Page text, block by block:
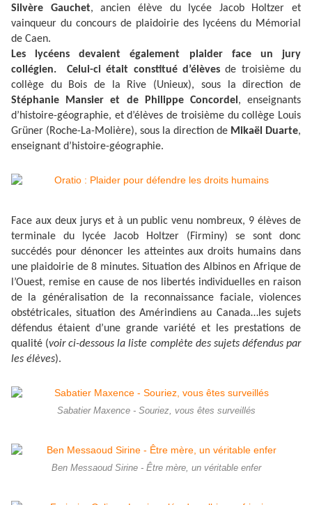
Silvère Gauchet, ancien élève du lycée Jacob Holtzer et
vainqueur du concours de plaidoirie des lycéens du Mémorial
de Caen.
Les lycéens devaient également plaider face un jury
collégien. Celui-ci était constitué d’élèvesde troisième du
collège du Bois de la Rive (Unieux), sous la direction de
Stéphanie Mansier et de Philippe Concordel , enseignants
d’histoire-géographie, et d’élèves de troisième du collège Louis
Grüner (Roche-La-Molière), sous la direction de Mikaël Duarte,
enseignant d’histoire-géographie.
Face aux deux jurys et à un public venu nombreux, 9 élèves de
terminale du lycée Jacob Holtzer (Firminy) se sont donc
succédés pour dénoncer les atteintes aux droits humains dans
une plaidoirie de 8 minutes. Situation des Albinos en Afrique de
l’Ouest, remise en cause de nos libertés individuelles en raison
de la généralisation de la reconnaissance faciale, violences
obstétricales, situation des Amérindiens au Canada…les sujets
défendus étaient d’une grande variété et les prestations de
qualité (voir ci-dessous la liste complète des sujets défendus par
les élèves).
Sabatier Maxence - Souriez, vous êtes surveillés
Ben Messaoud Sirine - Être mère, un véritable enfer